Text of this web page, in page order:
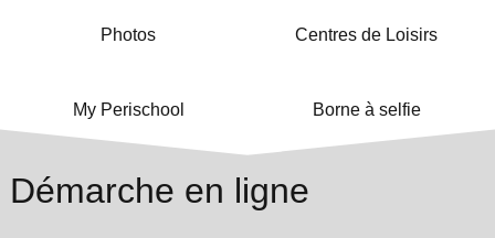
Photos Centres de Loisirs
My Perischool Borne à selfie
Démarche en ligne